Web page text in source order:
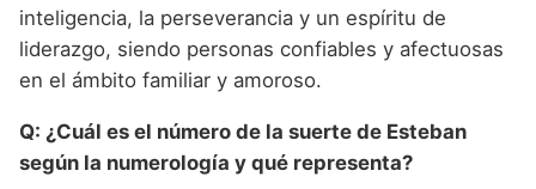
inteligencia, la perseverancia y un espíritu de
liderazgo, siendo personas confiables y afectuosas
en el ámbito familiar y amoroso.
Q: ¿Cuál es el número de la suerte de Esteban
según la numerología y qué representa?